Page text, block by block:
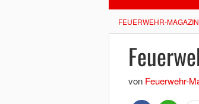
FEUERWEHR-MAGAZIN
von Feuerwehr-